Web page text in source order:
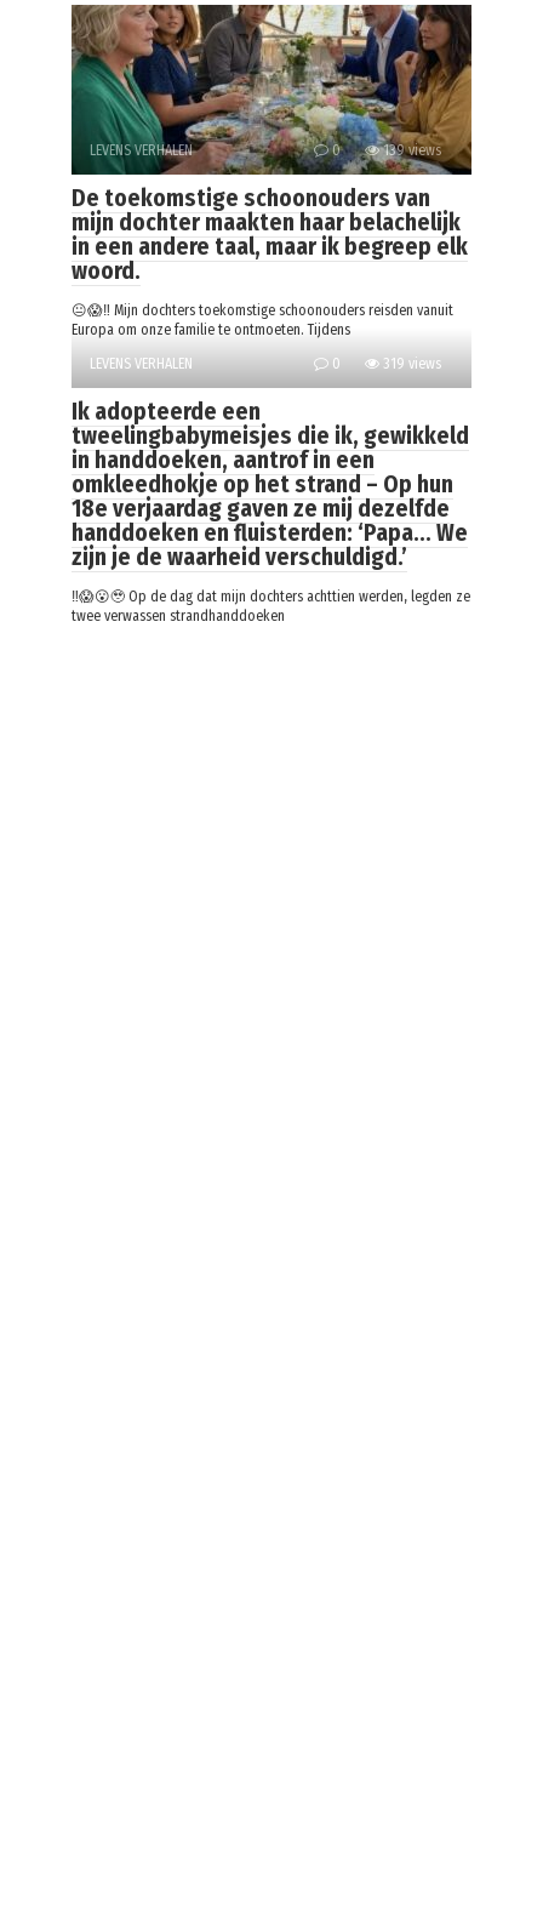
LEVENS VERHALEN 0 139 views
De toekomstige schoonouders van
mijn dochter maakten haar belachelijk
in een andere taal, maar ik begreep elk
woord.
😐😱‼️ Mijn dochters toekomstige schoonouders reisden vanuit
Europa om onze familie te ontmoeten. Tijdens
LEVENS VERHALEN
0 319 views
Ik adopteerde een
tweelingbabymeisjes die ik, gewikkeld
in handdoeken, aantrof in een
omkleedhokje op het strand – Op hun
18e verjaardag gaven ze mij dezelfde
handdoeken en fluisterden: ‘Papa… We
zijn je de waarheid verschuldigd.’
‼️😱😮🥹 Op de dag dat mijn dochters achttien werden, legden ze
twee verwassen strandhanddoeken